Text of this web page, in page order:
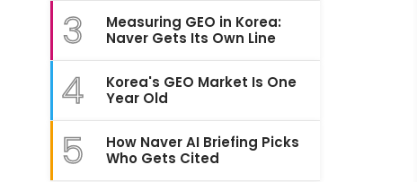
3
Measuring GEO in Korea:
Naver Gets Its Own Line
4
Korea's GEO Market Is One
Year Old
5
How Naver AI Briefing Picks
Who Gets Cited